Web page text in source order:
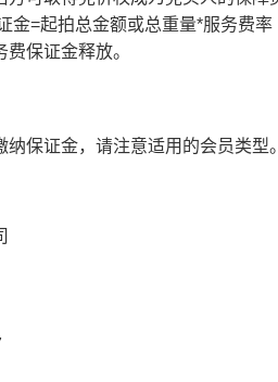
金=起拍总金额或总重量*服务费率
保证金释放。
纳保证金，请注意适用的会员类型